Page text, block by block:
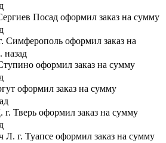
Посад оформил заказ на сумму
Симферополь оформил заказ на
назад
оформил заказ на сумму
оформил заказ на сумму
Тверь оформил заказ на сумму
Л. г. Туапсе оформил заказ на сумму